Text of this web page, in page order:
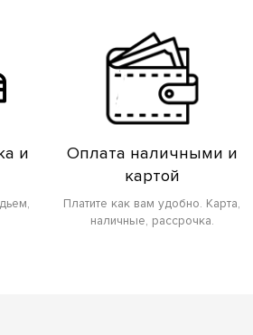
и
Оплата наличными и
картой
Платите как вам удобно. Карта,
наличные, рассрочка.